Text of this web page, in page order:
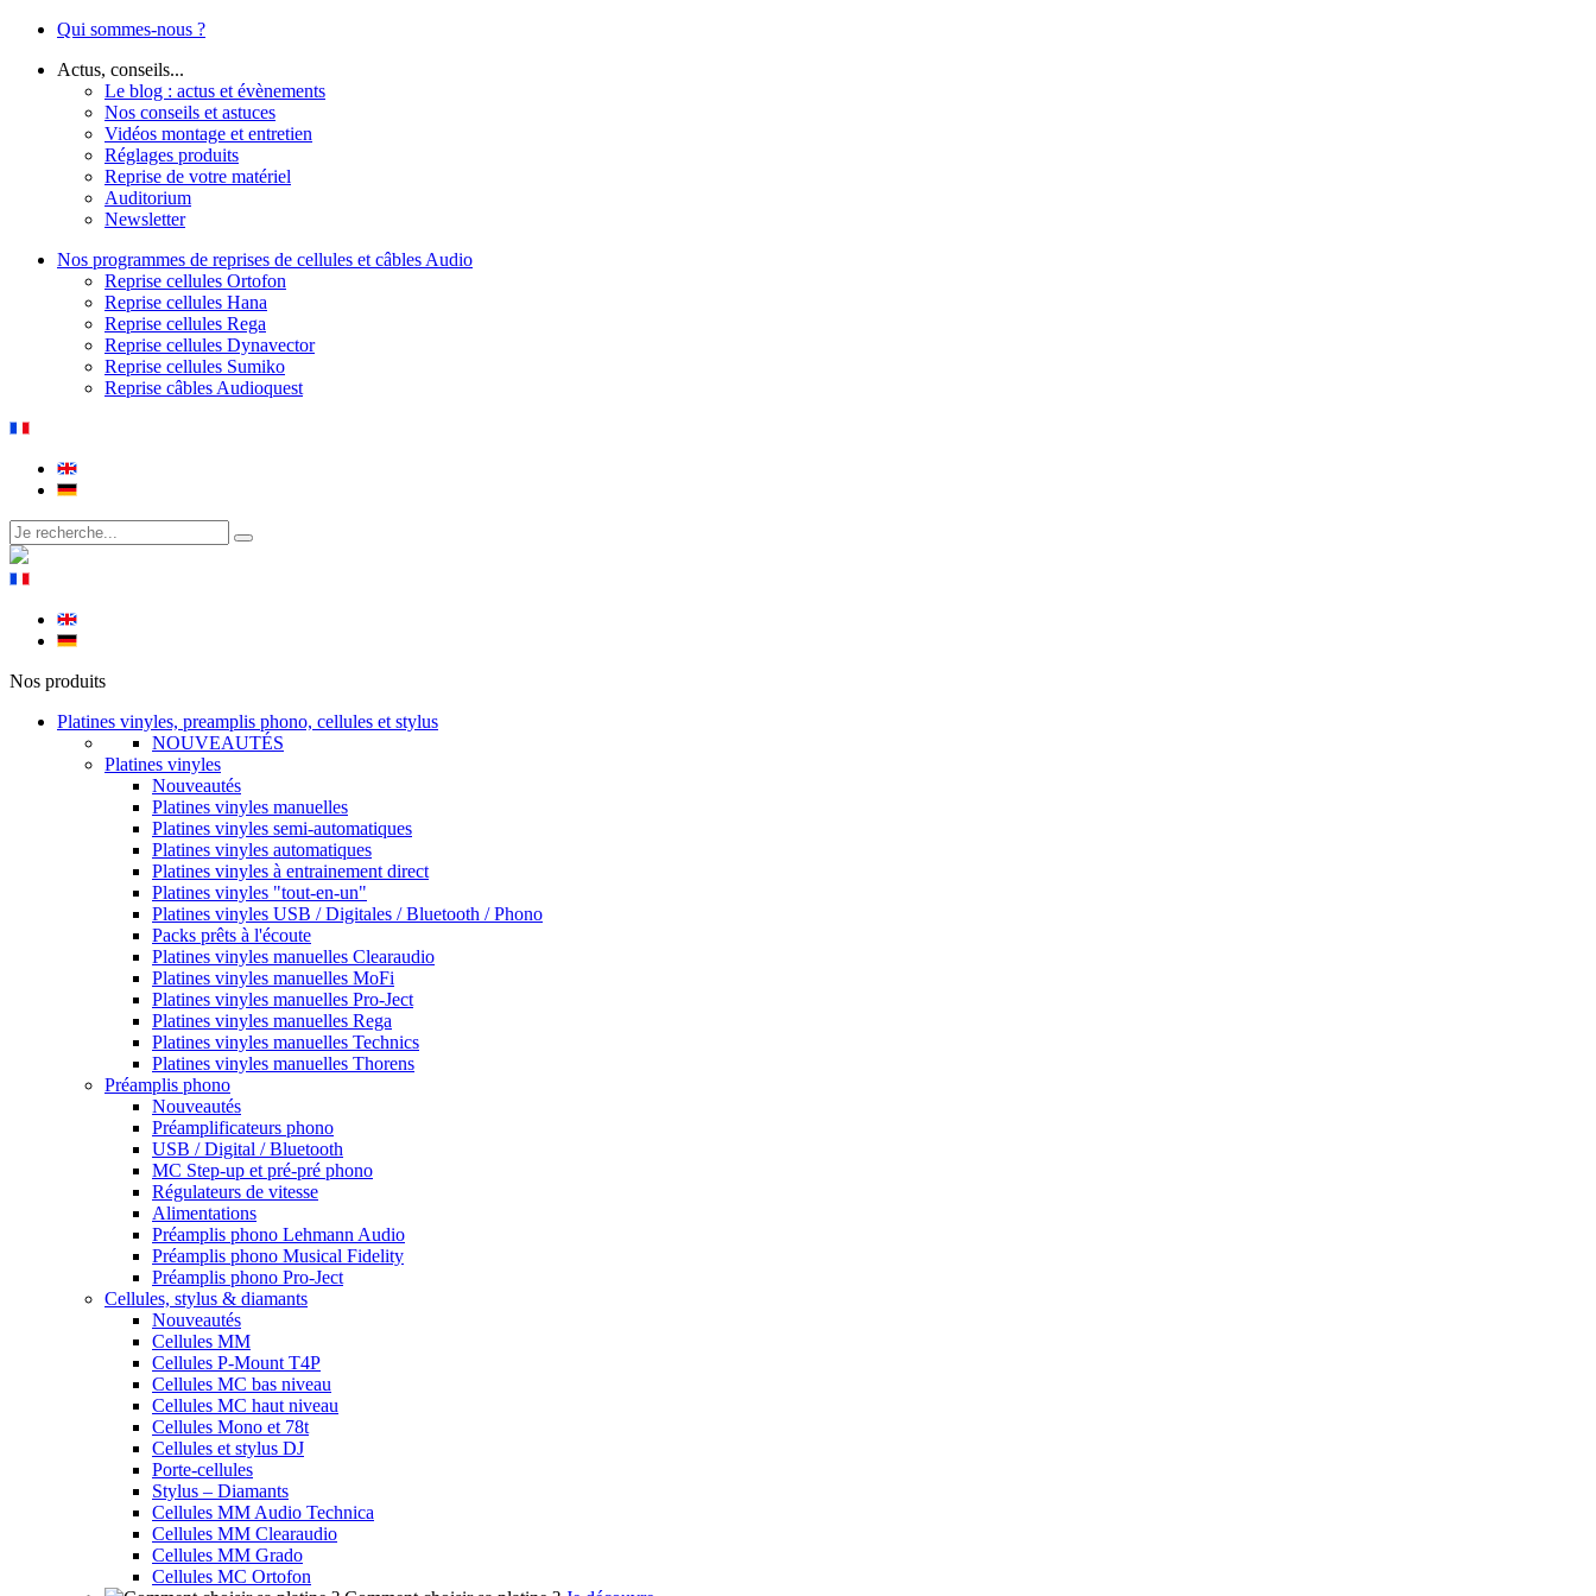
Qui sommes-nous ?
Actus, conseils...
Le blog : actus et évènements
Nos conseils et astuces
Vidéos montage et entretien
Réglages produits
Reprise de votre matériel
Auditorium
Newsletter
Nos programmes de reprises de cellules et câbles Audio
Reprise cellules Ortofon
Reprise cellules Hana
Reprise cellules Rega
Reprise cellules Dynavector
Reprise cellules Sumiko
Reprise câbles Audioquest
Nos produits
Platines vinyles, preamplis phono, cellules et stylus
NOUVEAUTÉS
Platines vinyles
Nouveautés
Platines vinyles manuelles
Platines vinyles semi-automatiques
Platines vinyles automatiques
Platines vinyles à entrainement direct
Platines vinyles "tout-en-un"
Platines vinyles USB / Digitales / Bluetooth / Phono
Packs prêts à l'écoute
Platines vinyles manuelles Clearaudio
Platines vinyles manuelles MoFi
Platines vinyles manuelles Pro-Ject
Platines vinyles manuelles Rega
Platines vinyles manuelles Technics
Platines vinyles manuelles Thorens
Préamplis phono
Nouveautés
Préamplificateurs phono
USB / Digital / Bluetooth
MC Step-up et pré-pré phono
Régulateurs de vitesse
Alimentations
Préamplis phono Lehmann Audio
Préamplis phono Musical Fidelity
Préamplis phono Pro-Ject
Cellules, stylus & diamants
Nouveautés
Cellules MM
Cellules P-Mount T4P
Cellules MC bas niveau
Cellules MC haut niveau
Cellules Mono et 78t
Cellules et stylus DJ
Porte-cellules
Stylus – Diamants
Cellules MM Audio Technica
Cellules MM Clearaudio
Cellules MM Grado
Cellules MC Ortofon